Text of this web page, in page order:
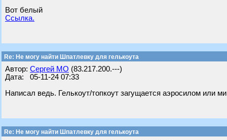
Вот белый
Ссылка.
Re: Не могу найти Шпатлевку для гелькоута
Автор: Сергей МО (83.217.200.---)
Дата: 05-11-24 07:33
Написал ведь. Гелькоут/топкоут загущается аэросилом или
Re: Не могу найти Шпатлевку для гелькоута